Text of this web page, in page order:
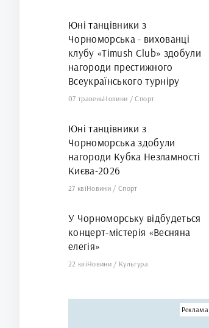
Юні танцівники з
Чорноморська - вихованці
клубу «Timush Club» здобули
нагороди престижного
Всеукраїнського турніру
07 травеньНовини /Спорт
Юні танцівники з
Чорноморська здобули
нагороди Кубка Незламності
Києва-2026
27 квіНовини /Спорт
У Чорноморську відбудеться
концерт-містерія «Весняна
елегія»
22 квіНовини / Культура
Реклама